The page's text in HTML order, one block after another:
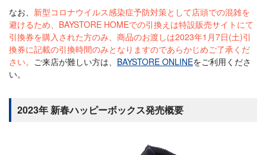
なお、 新型コロナウイルス感染症予防対策として店頭での混雑を
避けるため、BAYSTORE HOMEでの引換えは特設販売サイトにて
引換券を購入された方のみ、商品のお渡しは2023年1月7日(土)引
換券に記載の引換時間のみとなりますのであらかじめご了承くだ
さい。 ご来店が難しい方は、 BAYSTORE ONLINEをご利用くださ
い。
2023年 新春ハッピーボックス発売概要